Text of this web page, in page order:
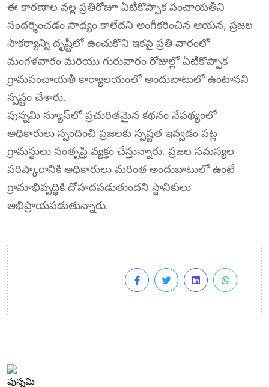
ఈ కారణాల వల్ల ప్రతిరోజూ ఏటికొప్పాక పంచాయతీని
సందర్శించడం సాధ్యం కాలేదని అంగీకరించిన ఆయన, ప్రజల
సౌకర్యాన్ని దృష్టిలో ఉంచుకొని ఇకపై ప్రతి వారంలో
మంగళవారం మరియు గురువారం రోజుల్లో ఏటికొప్పాక
గ్రామపంచాయతీ కార్యాలయంలో అందుబాటులో ఉంటానని
స్పష్టం చేశారు.
పున్నమి న్యూస్‌లో ప్రచురితమైన కథనం నేపథ్యంలో
అధికారులు స్పందించి ప్రజలకు స్పష్టత ఇవ్వడం పట్ల
గ్రామస్థులు సంతృప్తి వ్యక్తం చేస్తున్నారు. ప్రజల సమస్యల
పరిష్కారానికి అధికారులు మరింత అందుబాటులో ఉంటే
గ్రామాభివృద్ధికి దోహదపడుతుందని స్థానికులు
అభిప్రాయపడుతున్నారు.